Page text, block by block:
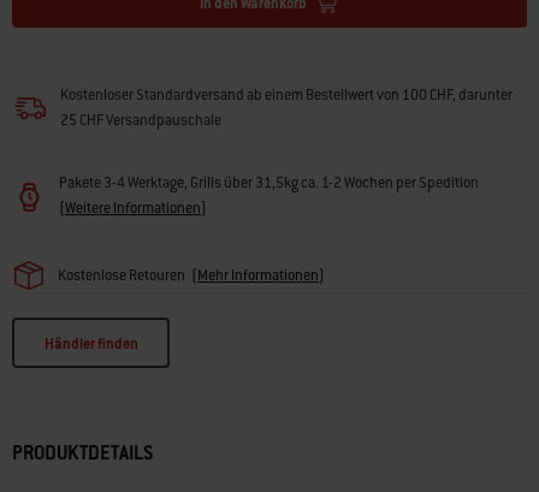
Kostenloser Standardversand ab einem Bestellwert von 100 CHF, darunter
25 CHF Versandpauschale
Pakete 3-4 Werktage, Grills über 31,5kg ca. 1-2 Wochen per Spedition
(Weitere Informationen)
Kostenlose Retouren (Mehr Informationen)
Händler finden
PRODUKTDETAILS